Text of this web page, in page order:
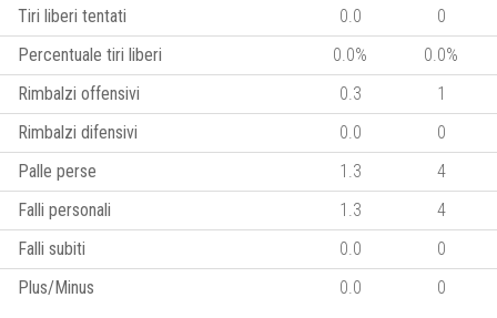
Tiri liberi tentati
0.0
0
Percentuale tiri liberi
0.0%
0.0%
Rimbalzi offensivi
0.3
1
Rimbalzi difensivi
0.0
0
Palle perse
1.3
4
Falli personali
1.3
4
Falli subiti
0.0
0
Plus/Minus
0.0 0